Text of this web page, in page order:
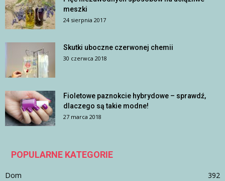
meszki
24 sierpnia 2017
Skutki uboczne czerwonej chemii
30 czerwca 2018
Fioletowe paznokcie hybrydowe – sprawdź,
dlaczego są takie modne!
27 marca 2018
POPULARNE KATEGORIE
Dom
392